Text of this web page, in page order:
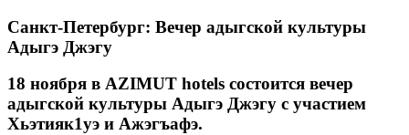
Санкт-Петербург: Вечер адыгской культуры
Адыгэ Джэгу
18 ноября в AZIMUT hotels состоится вечер
адыгской культуры Адыгэ Джэгу с участием
Хьэтияк1уэ и Ажэгъафэ.